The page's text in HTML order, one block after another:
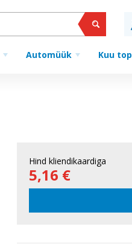
Automüük Kuu top
Hind kliendikaardiga
5,16 €